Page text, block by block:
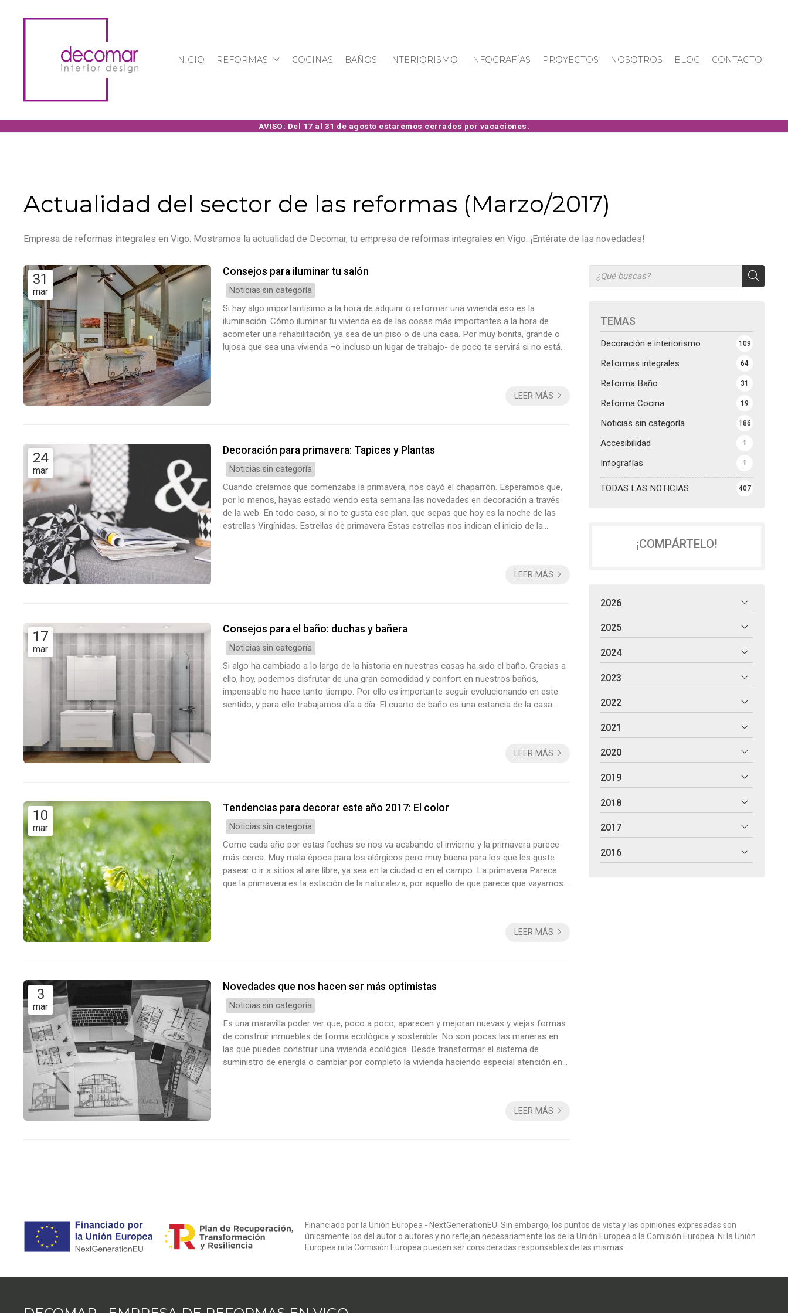
INICIO REFORMAS COCINAS BAÑOS INTERIORISMO INFOGRAFÍAS PROYECTOS NOSOTROS BLOG CONTACTO
Actualidad del sector de las reformas (Marzo/2017)
Empresa de reformas integrales en Vigo. Mostramos la actualidad de Decomar, tu empresa de reformas integrales en Vigo. ¡Entérate de las novedades!
TEMAS
TODAS LAS NOTICIAS 407
Decoración e interiorismo 109
Reformas integrales 64
Reforma Baño 31
Reforma Cocina 19
Noticias sin categoría 186
Accesibilidad 1
Infografías 1
31
mar
Consejos para iluminar tu salón
Noticias sin categoría
Si hay algo importantísimo a la hora de adquirir o reformar una vivienda eso es la
iluminación. Cómo iluminar tu vivienda es de las cosas más importantes a la hora de
acometer una rehabilitación, ya sea de un piso o de una casa. Por muy bonita, grande o
lujosa que sea una vivienda –o incluso un lugar de trabajo- de poco te servirá si no está
LEER MÁS
24
mar
Decoración para primavera: Tapices y Plantas
Noticias sin categoría
Cuando creíamos que comenzaba la primavera, nos cayó el chaparrón. Esperamos que,
por lo menos, hayas estado viendo esta semana las novedades en decoración a través
de la web. En todo caso, si no te gusta ese plan, que sepas que hoy es la noche de las
estrellas Virgínidas. Estrellas de primavera Estas estrellas nos indican el inicio de la
LEER MÁS
17
mar
Consejos para el baño: duchas y bañera
Noticias sin categoría
Si algo ha cambiado a lo largo de la historia en nuestras casas ha sido el baño. Gracias a
ello, hoy, podemos disfrutar de una gran comodidad y confort en nuestros baños,
impensable no hace tanto tiempo. Por ello es importante seguir evolucionando en este
sentido, y para ello trabajamos día a día. El cuarto de baño es una estancia de la casa
LEER MÁS
10
mar
Tendencias para decorar este año 2017: El color
Noticias sin categoría
Como cada año por estas fechas se nos va acabando el invierno y la primavera parece
más cerca. Muy mala época para los alérgicos pero muy buena para los que les guste
pasear o ir a sitios al aire libre, ya sea en la ciudad o en el campo. La primavera Parece
que la primavera es la estación de la naturaleza, por aquello de que parece que vayamos
LEER MÁS
3
mar
Novedades que nos hacen ser más optimistas
Noticias sin categoría
Es una maravilla poder ver que, poco a poco, aparecen y mejoran nuevas y viejas formas
de construir inmuebles de forma ecológica y sostenible. No son pocas las maneras en
las que puedes construir una vivienda ecológica. Desde transformar el sistema de
suministro de energía o cambiar por completo la vivienda haciendo especial atención en
LEER MÁS
¡COMPÁRTELO!
2026
2025
2024
2023
2022
2021
2020
2019
2018
2017
2016
Financiado por la Unión Europea - NextGenerationEU. Sin embargo, los puntos de vista y las opiniones expresadas son
únicamente los del autor o autores y no reflejan necesariamente los de la Unión Europea o la Comisión Europea. Ni la Unión
Europea ni la Comisión Europea pueden ser consideradas responsables de las mismas.